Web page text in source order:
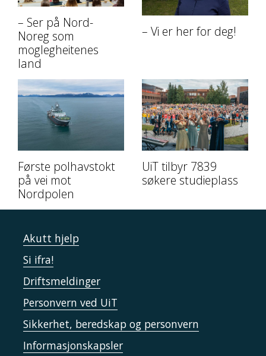
– Ser på Nord-
Noreg som
moglegheitenes
land
– Vi er her for deg!
Første polhavstokt
på vei mot
Nordpolen
UiT tilbyr 7839
søkere studieplass
Akutt hjelp
Si ifra!
Driftsmeldinger
Personvern ved UiT
Sikkerhet, beredskap og personvern
Informasjonskapsler